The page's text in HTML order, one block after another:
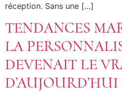
réception. Sans une […]
TENDANCES
LA
DEVENAIT LE
D’AUJOURD’HUI